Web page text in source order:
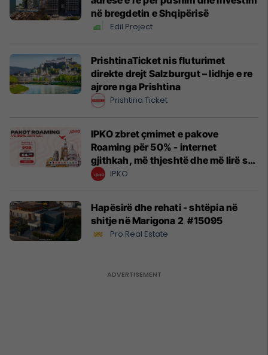
në bregdetin e Shqipërisë
Edil Project
PrishtinaTicket nis fluturimet
direkte drejt Salzburgut – lidhje e re
ajrore nga Prishtina
Prishtina Ticket
IPKO zbret çmimet e pakove
Roaming për 50% - internet
gjithkah, më thjeshtë dhe më lirë se
kurrë!IPKO
Hapësirë dhe rehati - shtëpia në
shitje në Marigona 2 #15095
Pro Real Estate